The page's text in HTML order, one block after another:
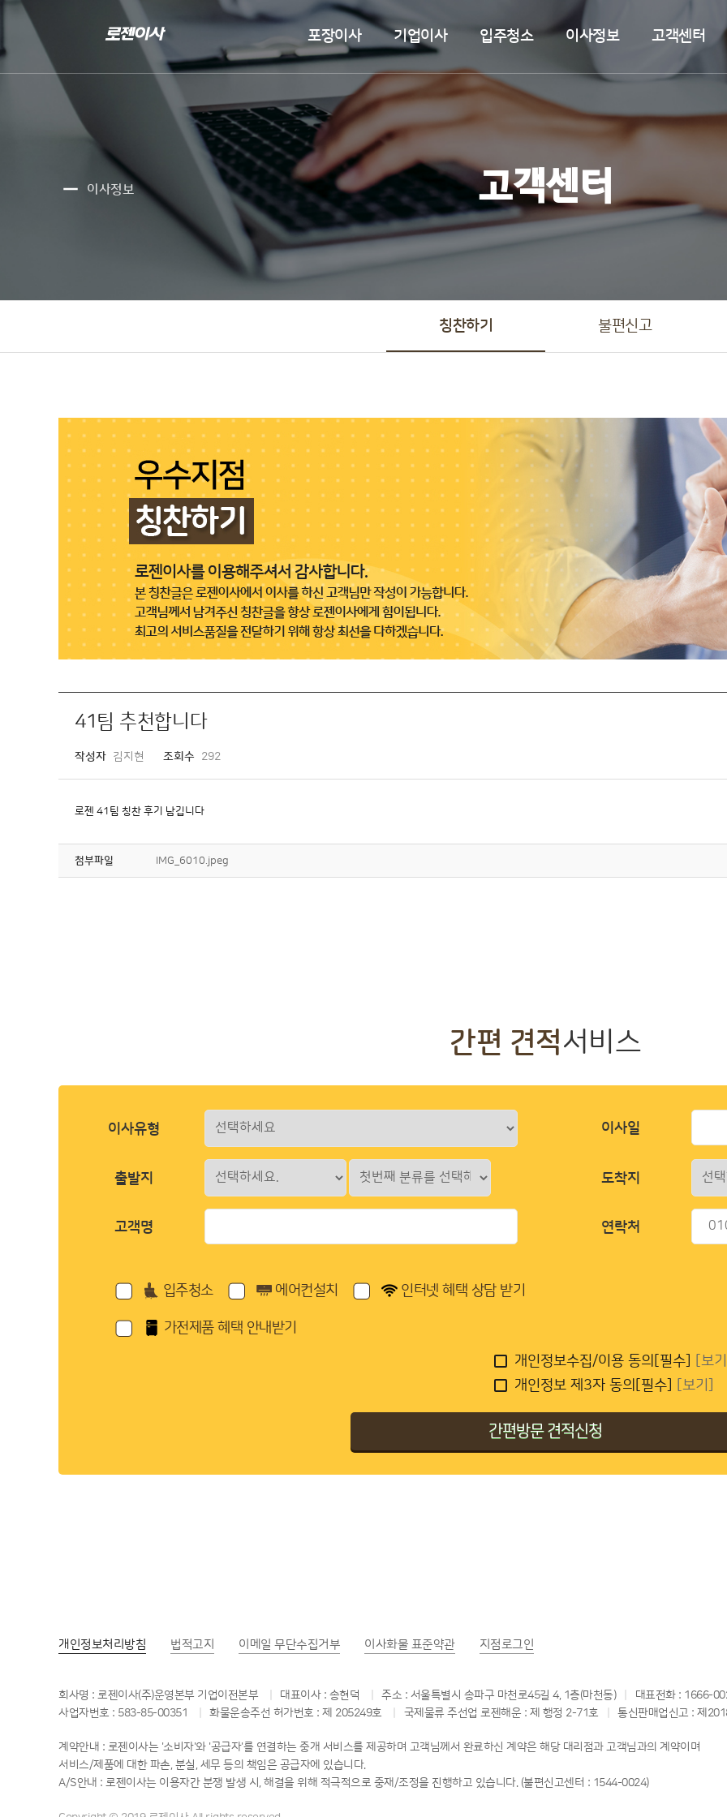
포장이사 기업이사 입주청소 이사정보 고객센터
고객센터
 이사정보
칭찬하기 불편신고
41팀 추천합니다
작성자 김지현 조회수 292
로젠 41팀 칭찬 후기 남깁니다
첨부파일 IMG_6010.jpeg
간편 견적서비스
이사유형 이사일
출발지 도착지
고객명 연락처
입주청소 에어컨설치 인터넷 혜택 상담 받기
가전제품 혜택 안내받기
개인정보수집/이용 동의[필수]
[보
개인정보 제3자 동의[필수]
[보기]
개인정보처리방침 법적고지 이메일 무단수집거부 이사화물 표준약관 지점로그인
회사명 : 로젠이사(주)운영본부 기업이전본부 대표이사 : 송현덕 주소 : 서울특별시 송파구 마천로45길 4, 1층(마천동)
대표전화 : 1666-
사업자번호 : 583-85-00351
화물운송주선 허가번호 : 제 205249호 국제물류 주선업 로젠해운 : 제 행정 2-71호 통신판매업신고 : 제
계약안내 : 로젠이사는 '소비자'와 '공급자'를 연결하는 중개 서비스를 제공하며 고객님께서 완료하신 계약은 해당 대리점과 고객님과의 계약이며
서비스/제품에 대한 파손, 분실, 세무 등의 책임은 공급자에 있습니다.
A/S안내 : 로젠이사는 이용자간 분쟁 발생 시, 해결을 위해 적극적으로 중재/조정을 진행하고 있습니다. (불편신고센터 : 1544-0024)